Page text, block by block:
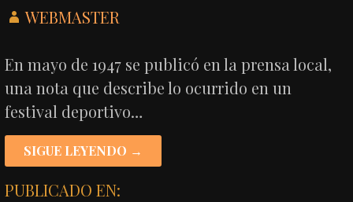
WEBMASTER
En mayo de 1947 se publicó en la prensa local,
una nota que describe lo ocurrido en un
festival deportivo…
SIGUE LEYENDO →
PUBLICADO EN: